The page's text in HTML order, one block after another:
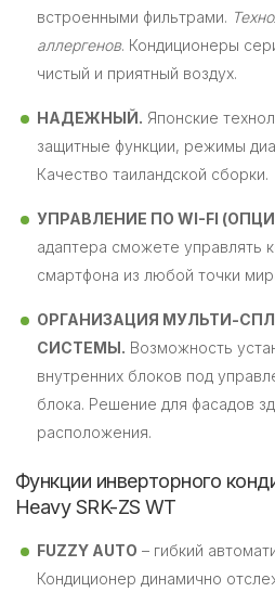
встроенными фильтрами.
аллергенов. Кондиционеры
чистый и приятный воздух.
НАДЕЖНЫЙ. Японские
защитные функции, режимы
Качество таиландской сборки.
УПРАВЛЕНИЕ ПО WI-FI
адаптера сможете управлять
смартфона из любой точки
ОРГАНИЗАЦИЯ МУЛЬТИ-
СИСТЕМЫ. Возможность
внутренних блоков под
блока. Решение для фасадов
расположения.
Функции инверторного
Heavy SRK-ZS WT
FUZZY AUTO – гибкий
Кондиционер динамично